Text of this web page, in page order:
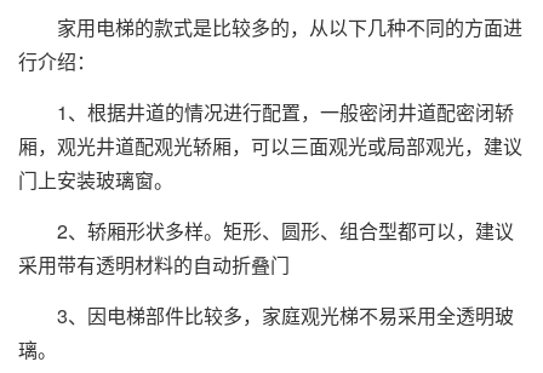
家用电梯的款式是比较多的，从以下几种不同的方面进
行介绍：
1、根据井道的情况进行配置，一般密闭井道配密闭轿
厢，观光井道配观光轿厢，可以三面观光或局部观光，建议
门上安装玻璃窗。
2、轿厢形状多样。矩形、圆形、组合型都可以，建议
采用带有透明材料的自动折叠门
3、因电梯部件比较多，家庭观光梯不易采用全透明玻
璃。